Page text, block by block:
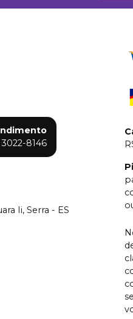
3022-8146
Ii, Serra - ES